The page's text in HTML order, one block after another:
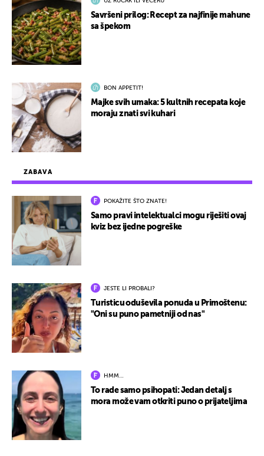
ZABAVA
POKAŽITE ŠTO ZNATE!
Samo pravi intelektualci mogu riješiti ovaj
kviz bez ijedne pogreške
JESTE LI PROBALI?
Turisticu oduševila ponuda u Primoštenu:
"Oni su puno pametniji od nas"
HMM…
To rade samo psihopati: Jedan detalj s
mora može vam otkriti puno o prijateljima
Savršeni prilog: Recept za najfinije mahune
sa špekom
BON APPETIT!
Majke svih umaka: 5 kultnih recepata koje
moraju znati svi kuhari